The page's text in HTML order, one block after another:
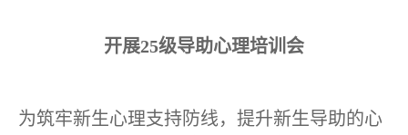
开展25级导助心理培训会
为筑牢新生心理支持防线，提升新生导助的心